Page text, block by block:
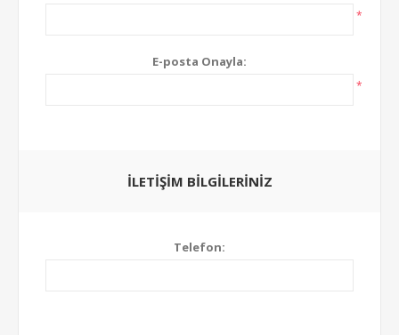
*
E-posta Onayla:
*
İLETIŞIM BILGILERINIZ
Telefon: